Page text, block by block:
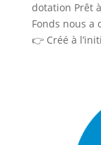
dotation Prêt
Fonds nous a
👉 Créé à